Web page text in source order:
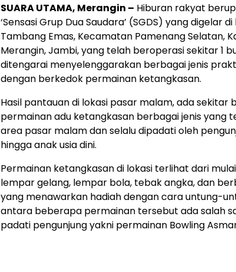
SUARA UTAMA, Merangin – Hiburan rakyat
‘Sensasi Grup Dua Saudara’ (SGDS) yang digelar
Tambang Emas, Kecamatan Pamenang Selatan,
Merangin, Jambi, yang telah beroperasi sekitar 1
ditengarai menyelenggarakan berbagai jenis
dengan berkedok permainan ketangkasan.
Hasil pantauan di lokasi pasar malam, ada sekitar
permainan adu ketangkasan berbagai jenis yang
area pasar malam dan selalu dipadati oleh
hingga anak usia dini.
Permainan ketangkasan di lokasi terlihat dari
lempar gelang, lempar bola, tebak angka, dan
yang menawarkan hadiah dengan cara untung-
antara beberapa permainan tersebut ada salah
padati pengunjung yakni permainan Bowling